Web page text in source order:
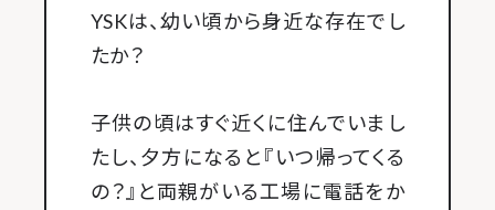
YSKは、幼い頃から身近な存在でし
たか？
子供の頃はすぐ近くに住んでいまし
たし、夕方になると『いつ帰ってくる
の？』と両親がいる工場に電話をか